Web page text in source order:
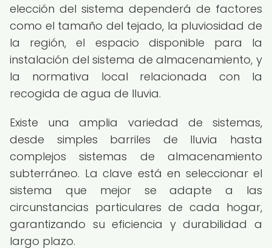
elección del sistema dependerá de factores
como el tamaño del tejado, la pluviosidad de
la región, el espacio disponible para la
instalación del sistema de almacenamiento, y
la normativa local relacionada con la
recogida de agua de lluvia.
Existe una amplia variedad de sistemas,
desde simples barriles de lluvia hasta
complejos sistemas de almacenamiento
subterráneo. La clave está en seleccionar el
sistema que mejor se adapte a las
circunstancias particulares de cada hogar,
garantizando su eficiencia y durabilidad a
largo plazo.